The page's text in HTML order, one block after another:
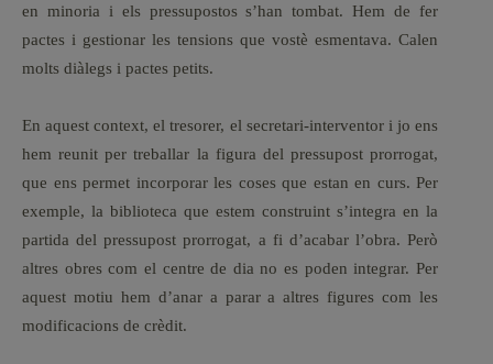
en minoria i els pressupostos s’han tombat. Hem de fer
pactes i gestionar les tensions que vostè esmentava. Calen
molts diàlegs i pactes petits.
En aquest context, el tresorer, el secretari-interventor i jo ens
hem reunit per treballar la figura del pressupost prorrogat,
que ens permet incorporar les coses que estan en curs. Per
exemple, la biblioteca que estem construint s’integra en la
partida del pressupost prorrogat, a fi d’acabar l’obra. Però
altres obres com el centre de dia no es poden integrar. Per
aquest motiu hem d’anar a parar a altres figures com les
modificacions de crèdit.